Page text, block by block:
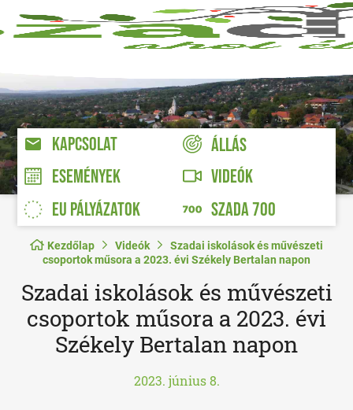
KAPCSOLAT
ÁLLÁS
ESEMÉNYEK
VIDEÓK
EU PÁLYÁZATOK
SZADA 700
Kezdőlap Videók
Szadai iskolások és művészeti
csoportok műsora a 2023. évi Székely Bertalan napon
Szadai iskolások és művészeti
csoportok műsora a 2023. évi
Székely Bertalan napon
2023. június 8.